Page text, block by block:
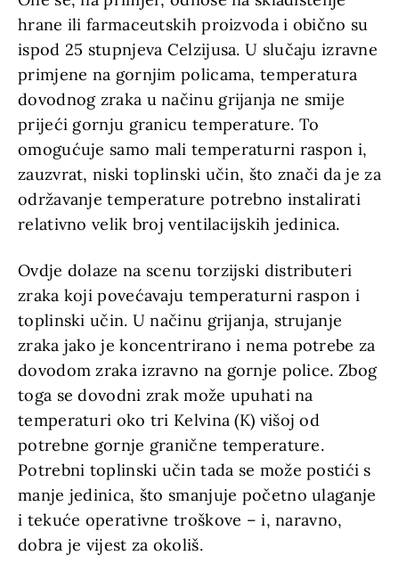
hrane ili farmaceutskih proizvoda i obično su
ispod 25 stupnjeva Celzijusa. U slučaju izravne
primjene na gornjim policama, temperatura
dovodnog zraka u načinu grijanja ne smije
prijeći gornju granicu temperature. To
omogućuje samo mali temperaturni raspon i,
zauzvrat, niski toplinski učin, što znači da je za
održavanje temperature potrebno instalirati
relativno velik broj ventilacijskih jedinica.
Ovdje dolaze na scenu torzijski distributeri
zraka koji povećavaju temperaturni raspon i
toplinski učin. U načinu grijanja, strujanje
zraka jako je koncentrirano i nema potrebe za
dovodom zraka izravno na gornje police. Zbog
toga se dovodni zrak može upuhati na
temperaturi oko tri Kelvina (K) višoj od
potrebne gornje granične temperature.
Potrebni toplinski učin tada se može postići s
manje jedinica, što smanjuje početno ulaganje
i tekuće operativne troškove – i, naravno,
dobra je vijest za okoliš.